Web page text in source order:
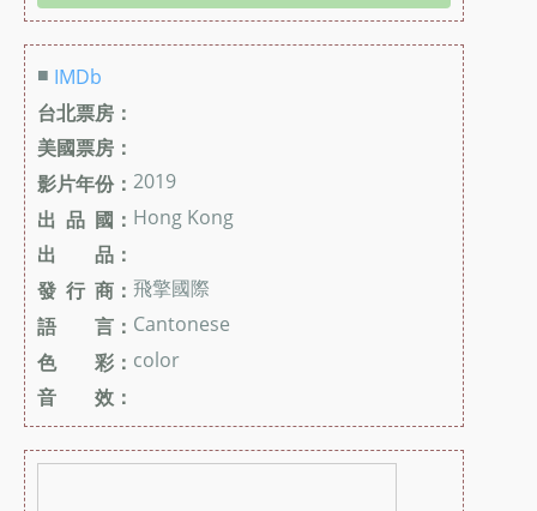
■ IMDb
台北票房：
美國票房：
影片年份： 2019
出 品 國： Hong Kong
出 品：
發 行 商： 飛擎國際
語 言： Cantonese
色 彩： color
音 效：